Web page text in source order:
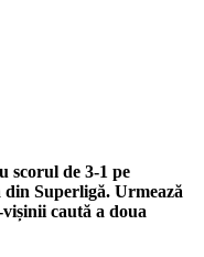
scorul de 3-1 pe
din Superligă. Urmează
caută a doua